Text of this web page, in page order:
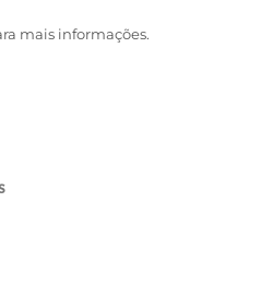
mais informações.